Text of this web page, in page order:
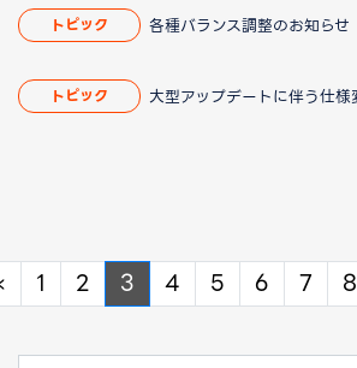
トピック 各種バランス調整のお知らせ
トピック
Previous
1 2 3 4 5 6 7 8